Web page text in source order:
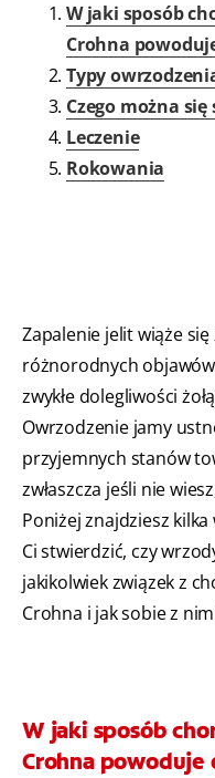
W jaki sposób
Crohna
Typy
Czego można
Leczenie
Rokowania
Zapalenie jelit wiąże
różnorodnych
zwykłe dolegliwości
Owrzodzenie jamy
przyjemnych stanów
zwłaszcza jeśli nie
Poniżej znajdziesz
Ci stwierdzić, czy
jakikolwiek związek z
Crohna i jak sobie z
W jaki sposób
Crohna powoduje